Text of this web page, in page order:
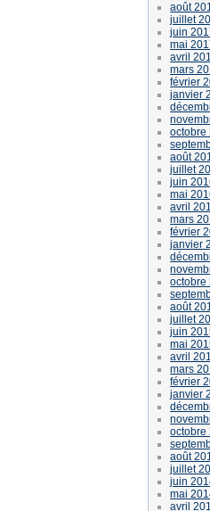
août
juillet
juin
mai
avril
mars
février
janvier
octobre
août
juillet
juin
mai
avril
mars
février
janvier
octobre
août
juillet
juin
mai
avril
mars
février
janvier
octobre
août
juillet
juin
mai
avril